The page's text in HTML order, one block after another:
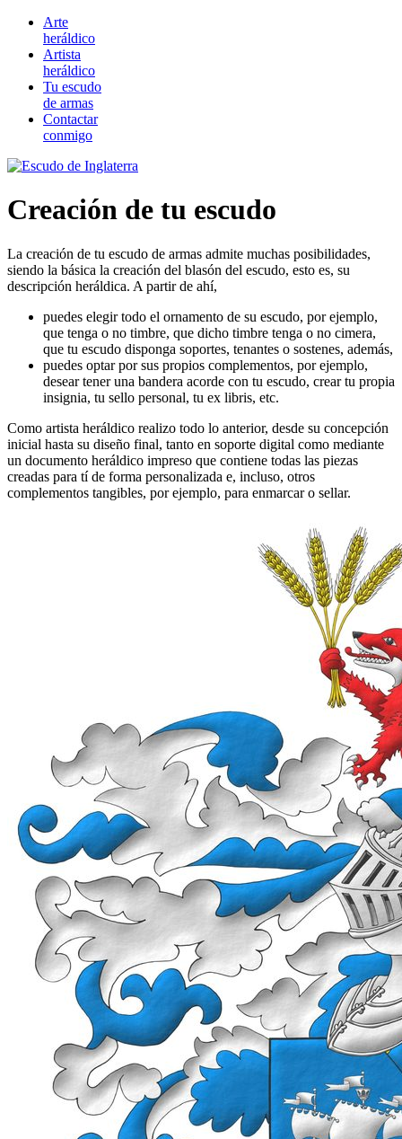
Arte
heráldico
Artista
heráldico
Tu escudo
de armas
Contactar
conmigo
Creación de tu escudo
La creación de tu escudo de armas admite muchas posibilidades,
siendo la básica la creación del blasón del escudo, esto es, su
descripción heráldica. A partir de ahí,
puedes elegir todo el ornamento de su escudo, por ejemplo,
que tenga o no timbre, que dicho timbre tenga o no cimera,
que tu escudo disponga soportes, tenantes o sostenes, además,
puedes optar por sus propios complementos, por ejemplo,
desear tener una bandera acorde con tu escudo, crear tu propia
insignia, tu sello personal, tu ex libris, etc.
Como artista heráldico realizo todo lo anterior, desde su concepción
inicial hasta su diseño final, tanto en soporte digital como mediante
un documento heráldico impreso que contiene todas las piezas
creadas para tí de forma personalizada e, incluso, otros
complementos tangibles, por ejemplo, para enmarcar o sellar.